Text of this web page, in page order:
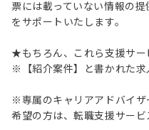
票には載っていない情報の
をサポートいたします。
★もちろん、これら支援サ
※【紹介案件】と書かれた求
※専属のキャリアアドバイ
希望の方は、転職支援サービ